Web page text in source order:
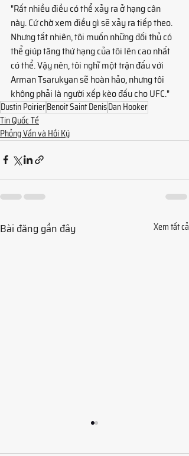
"Rất nhiều điều có thể xảy ra ở hạng cân
này. Cứ chờ xem điều gì sẽ xảy ra tiếp theo.
Nhưng tất nhiên, tôi muốn những đối thủ có
thể giúp tăng thứ hạng của tôi lên cao nhất
có thể. Vậy nên, tôi nghĩ một trận đấu với
Arman Tsarukyan sẽ hoàn hảo, nhưng tôi
không phải là người xếp kèo đấu cho UFC."
Dustin PoirierBenoit Saint DenisDan Hooker
Tin Quốc Tế
Phỏng Vấn và Hồi Ký
Bài đăng gần đây Xem tất cả